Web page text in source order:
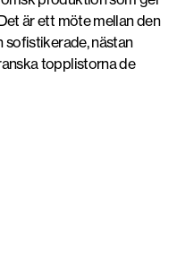
är ett möte mellan den
sofistikerade, nästan
topplistorna de